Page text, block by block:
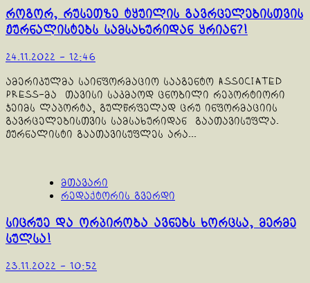
როგორ, რუსეთზე ტყუილის გავრცელებისთვის
ჟურნალისტებს სამსახურიდან ყრიან?!
24.11.2022 - 12:46
ამერიკულმა საინფორმაციო სააგენტო Associated
Press-მა თავისი საკმაოდ ცნობილი რეპორტიორი
ჯეიმს ლაპორტა, გულწრფელად ცრუ ინფორმაციის
გავრცელებისთვის სამსახურიდან გაათავისუფლა.
ჟურნალისტი გაათავისუფლეს არა...
მთავარი
რედაქტორის გვერდი
სიცრუე და ორპირობა ავნებს ხორცსა, მერმე
სულსა!
23.11.2022 - 10:52